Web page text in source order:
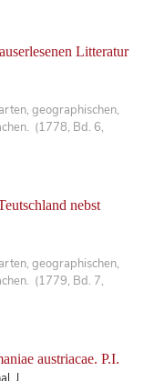
Litteratur
geographischen,
(1778, Bd. 6,
nebst
geographischen,
(1779, Bd. 7,
austriacae. P.I.